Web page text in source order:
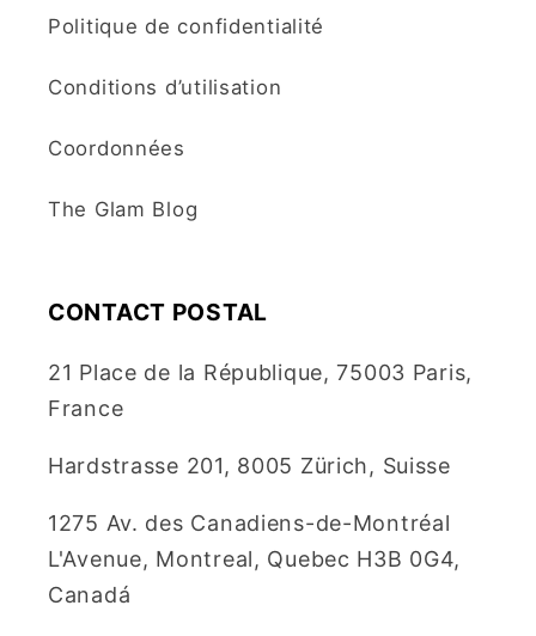
Politique de confidentialité
Conditions d’utilisation
Coordonnées
The Glam Blog
CONTACT POSTAL
21 Place de la République, 75003 Paris,
France
Hardstrasse 201, 8005 Zürich, Suisse
1275 Av. des Canadiens-de-Montréal
L'Avenue, Montreal, Quebec H3B 0G4,
Canadá